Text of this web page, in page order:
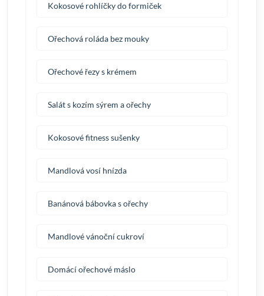
Kokosové rohlíčky do formiček
Ořechová roláda bez mouky
Ořechové řezy s krémem
Salát s kozím sýrem a ořechy
Kokosové fitness sušenky
Mandlová vosí hnízda
Banánová bábovka s ořechy
Mandlové vánoční cukroví
Domácí ořechové máslo